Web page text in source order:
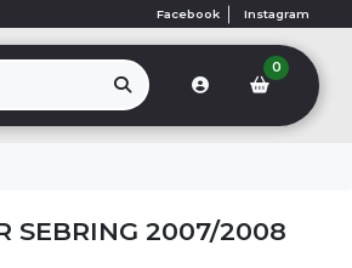
Facebook Instagram
0
SEBRING 2007/2008